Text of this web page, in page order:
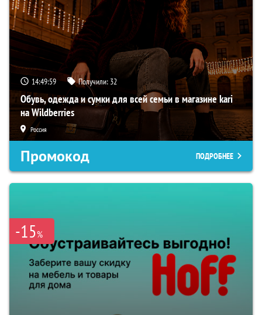
14:49:58 Получили: 32
Обувь, одежда и сумки для всей семьи в магазине kari
на Wildberries
Россия
Промокод ПОДРОБНЕЕ
-15%